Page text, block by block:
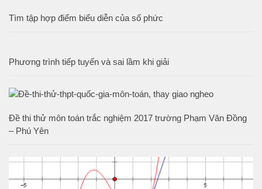
Tìm tập hợp điểm biểu diễn của số phức
Phương trình tiếp tuyến và sai lầm khi giải
Đề thi thử môn toán trắc nghiệm 2017 trường Phạm Văn Đồng
– Phú Yên